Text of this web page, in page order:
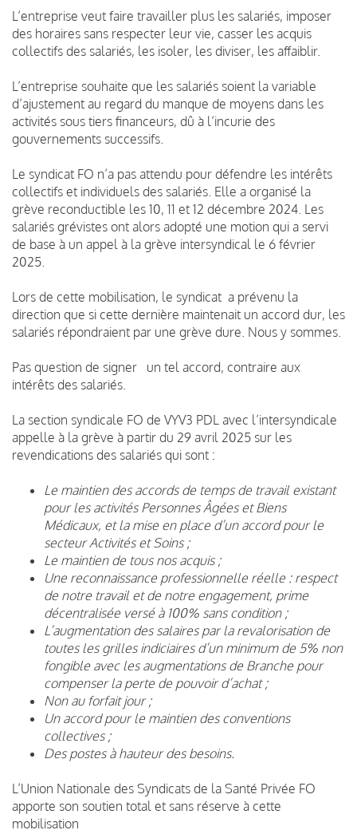
L’entreprise veut faire travailler plus les salariés, imposer
des horaires sans respecter leur vie, casser les acquis
collectifs des salariés, les isoler, les diviser, les affaiblir.
L’entreprise souhaite que les salariés soient la variable
d’ajustement au regard du manque de moyens dans les
activités sous tiers financeurs, dû à l’incurie des
gouvernements successifs.
Le syndicat FO n’a pas attendu pour défendre les intérêts
collectifs et individuels des salariés. Elle a organisé la
grève reconductible les 10, 11 et 12 décembre 2024. Les
salariés grévistes ont alors adopté une motion qui a servi
de base à un appel à la grève intersyndical le 6 février
2025.
Lors de cette mobilisation, le syndicat a prévenu la
direction que si cette dernière maintenait un accord dur, les
salariés répondraient par une grève dure. Nous y sommes.
Pas question de signer un tel accord, contraire aux
intérêts des salariés.
La section syndicale FO de VYV3 PDL avec l’intersyndicale
appelle à la grève à partir du 29 avril 2025 sur les
revendications des salariés qui sont :
Le maintien des accords de temps de travail existant
pour les activités Personnes Âgées et Biens
Médicaux, et la mise en place d’un accord pour le
secteur Activités et Soins ;
Le maintien de tous nos acquis ;
Une reconnaissance professionnelle réelle : respect
de notre travail et de notre engagement, prime
décentralisée versé à 100% sans condition ;
L’augmentation des salaires par la revalorisation de
toutes les grilles indiciaires d’un minimum de 5% non
fongible avec les augmentations de Branche pour
compenser la perte de pouvoir d’achat ;
Non au forfait jour ;
Un accord pour le maintien des conventions
collectives ;
Des postes à hauteur des besoins.
L’Union Nationale des Syndicats de la Santé Privée FO
apporte son soutien total et sans réserve à cette
mobilisation